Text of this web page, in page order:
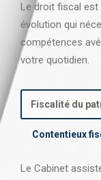
Le droit fiscal est
évolution qui
compétences
votre quotidien.
Fiscalité du
Contentieux
Le Cabinet